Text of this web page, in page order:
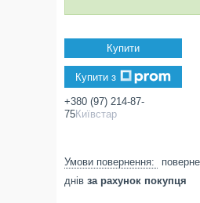
Купити
Купити з
+380 (97) 214-87-
75Київстар
днів за рахунок покупця